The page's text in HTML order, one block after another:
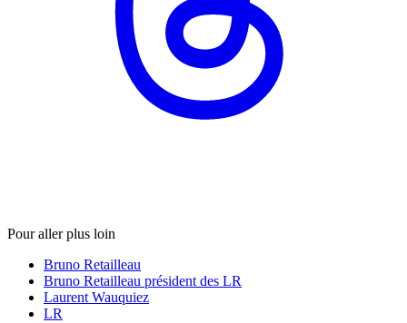
Pour aller plus loin
Bruno Retailleau
Bruno Retailleau président des LR
Laurent Wauquiez
LR